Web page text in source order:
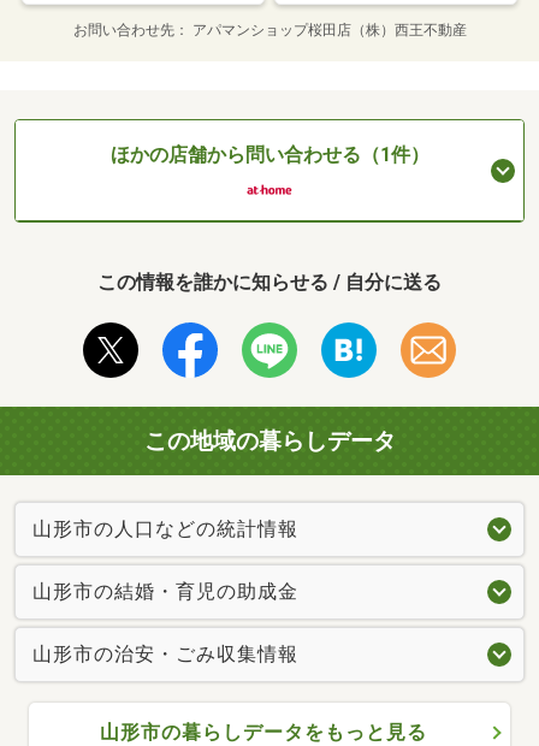
お問い合わせ先 アパマンショップ桜田店（株）西王不動産
ほかの店舗から問い合わせる（1件）
この情報を誰かに知らせる / 自分に送る
この地域の暮らしデータ
山形市の人口などの統計情報
山形市の結婚・育児の助成金
山形市の治安・ごみ収集情報
山形市の暮らしデータをもっと見る